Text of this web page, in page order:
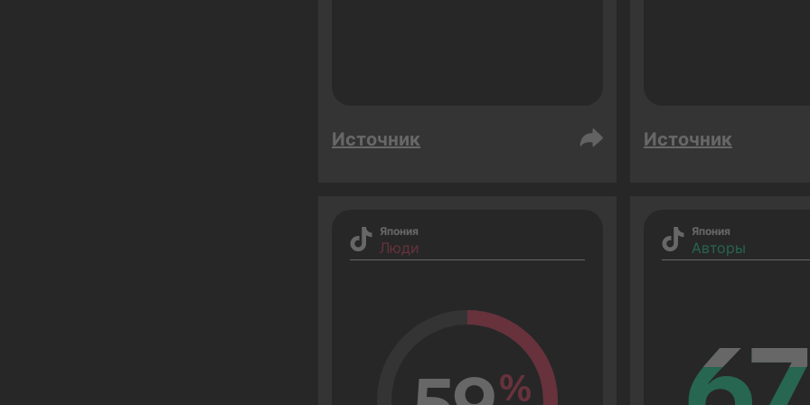
Источник Источник
Япония
Люди
%
Япония
Авторы